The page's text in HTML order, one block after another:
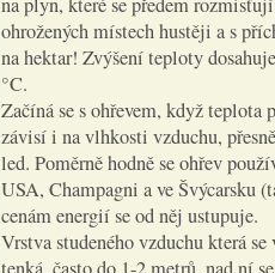
ohrožených místech hustěji a s
na hektar! Zvýšení teploty
°C.
Začíná se s ohřevem, když teplota
závisí i na vlhkosti vzduchu,
led. Poměrně hodně se ohřev
USA, Champagni a ve
cenám energií se od něj ustupuje.
Vrstva studeného vzduchu která